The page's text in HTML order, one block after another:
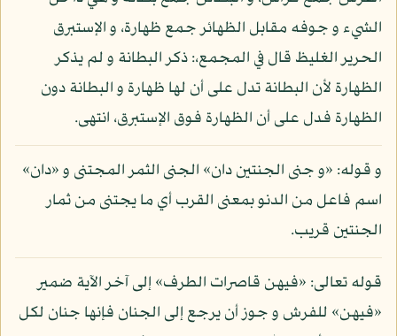
الشيء و جوفه مقابل الظهائر جمع ظهارة، و الإستبرق
الحرير الغليظ قال في المجمع،: ذكر البطانة و لم يذكر
الظهارة لأن البطانة تدل على أن لها ظهارة و البطانة دون
الظهارة فدل على أن الظهارة فوق الإستبرق، انتهى.
و قوله: «و جنى الجنتين دان» الجنى الثمر المجتنى و «دان»
اسم فاعل من الدنو بمعنى القرب أي ما يجتنى من ثمار
الجنتين قريب.
قوله تعالى: «فيهن قاصرات الطرف» إلى آخر الآية ضمير
«فيهن» للفرش و جوز أن يرجع إلى الجنان فإنها جنان لكل